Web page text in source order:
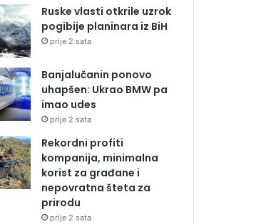
Ruske vlasti otkrile uzrok
pogibije planinara iz BiH
prije 2 sata
Banjalučanin ponovo
uhapšen: Ukrao BMW pa
imao udes
prije 2 sata
Rekordni profiti
kompanija, minimalna
korist za građane i
nepovratna šteta za
prirodu
prije 2 sata